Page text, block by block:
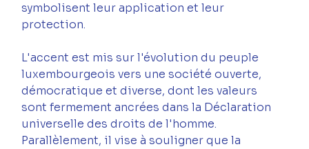
symbolisent leur application et leur
protection.
L'accent est mis sur l'évolution du peuple
luxembourgeois vers une société ouverte,
démocratique et diverse, dont les valeurs
sont fermement ancrées dans la Déclaration
universelle des droits de l'homme.
Parallèlement, il vise à souligner que la